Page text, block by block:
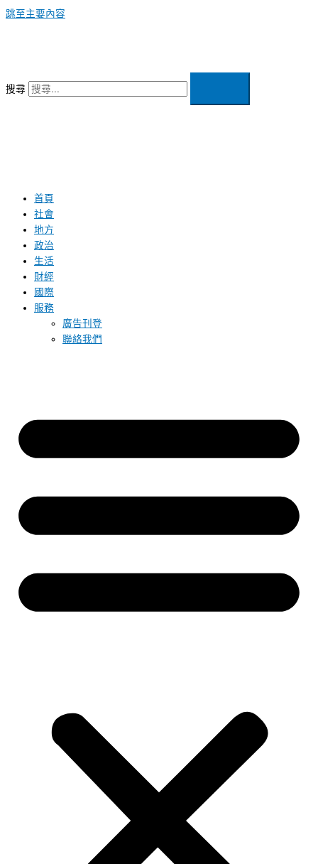
跳至主要內容
搜尋
首頁
社會
地方
政治
生活
財經
國際
服務
廣告刊登
聯絡我們